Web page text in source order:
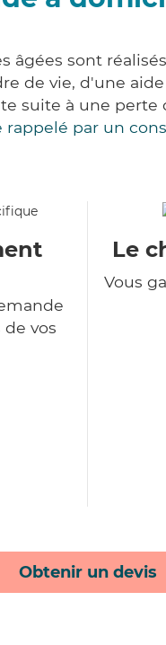
âgées sont
de vie, d'une
suite à une perte
rappelé par un
vos
Le
Vous
Obtenir un devis